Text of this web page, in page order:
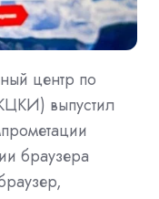
центр по
выпустил
браузера